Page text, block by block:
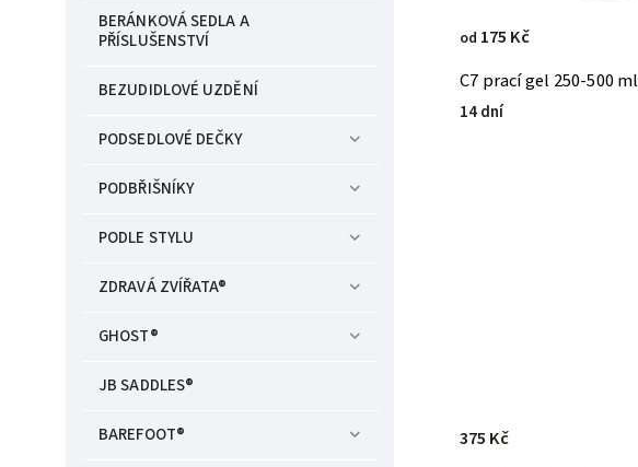
BERÁNKOVÁ SEDLA A
PŘÍSLUŠENSTVÍ
BEZUDIDLOVÉ UZDĚNÍ
PODSEDLOVÉ DEČKY
PODBŘIŠNÍKY
PODLE STYLU
ZDRAVÁ ZVÍŘATA®
GHOST®
JB SADDLES®
BAREFOOT®
C7 prací gel 250-500 ml
14 dní
od 175 Kč
375 Kč